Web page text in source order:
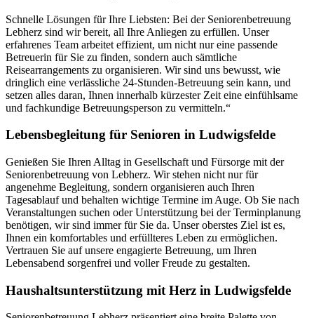
Schnelle Lösungen für Ihre Liebsten: Bei der Seniorenbetreuung
Lebherz sind wir bereit, all Ihre Anliegen zu erfüllen. Unser
erfahrenes Team arbeitet effizient, um nicht nur eine passende
Betreuerin für Sie zu finden, sondern auch sämtliche
Reisearrangements zu organisieren. Wir sind uns bewusst, wie
dringlich eine verlässliche 24-Stunden-Betreuung sein kann, und
setzen alles daran, Ihnen innerhalb kürzester Zeit eine einfühlsame
und fachkundige Betreuungsperson zu vermitteln.“
Lebensbegleitung für Senioren in Ludwigsfelde
Genießen Sie Ihren Alltag in Gesellschaft und Fürsorge mit der
Seniorenbetreuung von Lebherz. Wir stehen nicht nur für
angenehme Begleitung, sondern organisieren auch Ihren
Tagesablauf und behalten wichtige Termine im Auge. Ob Sie nach
Veranstaltungen suchen oder Unterstützung bei der Terminplanung
benötigen, wir sind immer für Sie da. Unser oberstes Ziel ist es,
Ihnen ein komfortables und erfüllteres Leben zu ermöglichen.
Vertrauen Sie auf unsere engagierte Betreuung, um Ihren
Lebensabend sorgenfrei und voller Freude zu gestalten.
Haushalts­unterstützung mit Herz in Ludwigsfelde